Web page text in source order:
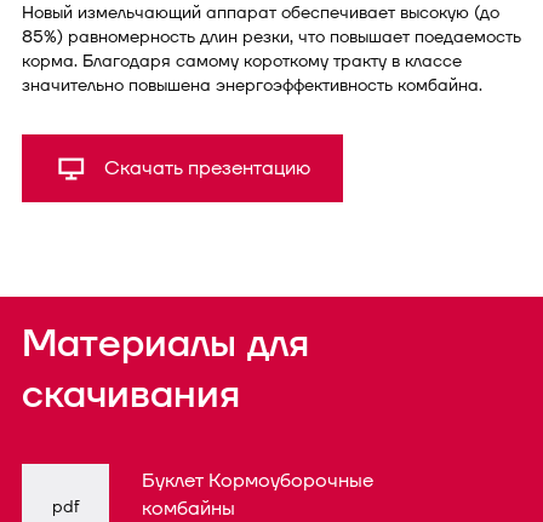
Новый измельчающий аппарат обеспечивает высокую (до
85%) равномерность длин резки, что повышает поедаемость
корма. Благодаря самому короткому тракту в классе
значительно повышена энергоэффективность комбайна.
Скачать презентацию
Материалы для
скачивания
pdf
Буклет Кормоуборочные
комбайны